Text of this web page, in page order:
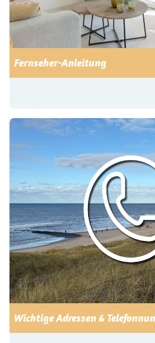
Fernseher-Anleitung
Wichtige Adressen &